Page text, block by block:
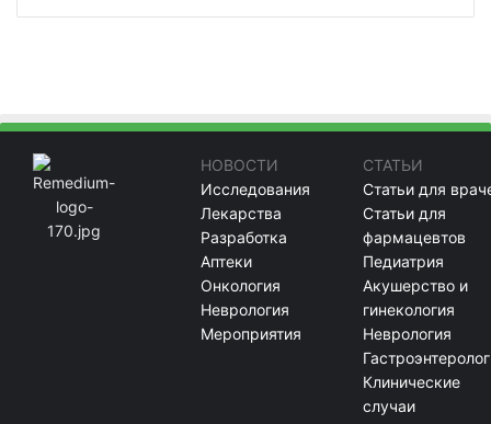
НОВОСТИ
Исследования
Лекарства
Разработка
Аптеки
Онкология
Неврология
Мероприятия
СТАТЬИ
Статьи для
Статьи для
фармацевтов
Педиатрия
Акушерство и
гинекология
Неврология
Клинические
случаи